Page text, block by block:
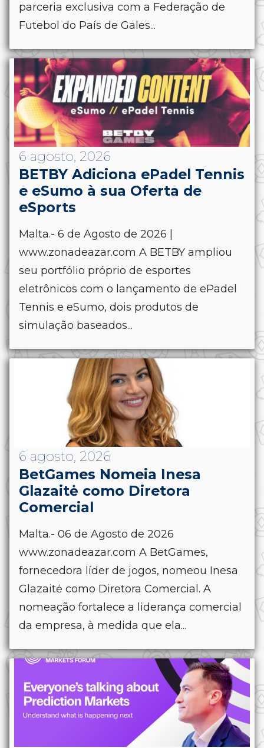
parceria exclusiva com a Federação de
Futebol do País de Gales...
6 agosto, 2026
BETBY Adiciona ePadel Tennis
e eSumo à sua Oferta de
eSports
Malta.- 6 de Agosto de 2026 |
www.zonadeazar.com A BETBY ampliou
seu portfólio próprio de esportes
eletrônicos com o lançamento de ePadel
Tennis e eSumo, dois produtos de
simulação baseados...
6 agosto, 2026
BetGames Nomeia Inesa
Glazaitė como Diretora
Comercial
Malta.- 06 de Agosto de 2026
www.zonadeazar.com A BetGames,
fornecedora líder de jogos, nomeou Inesa
Glazaitė como Diretora Comercial. A
nomeação fortalece a liderança comercial
da empresa, à medida que ela...